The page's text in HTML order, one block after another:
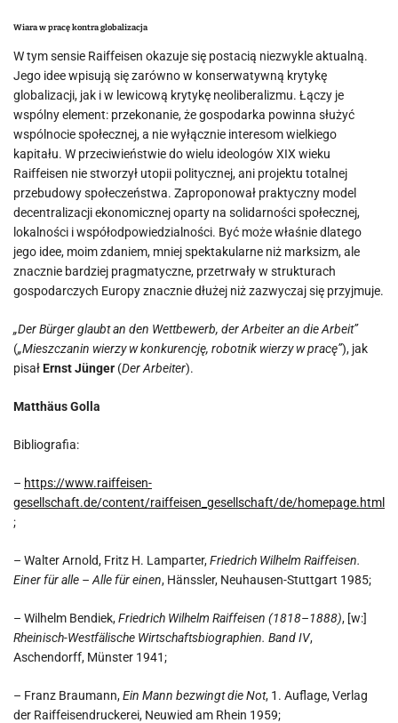
Wiara w pracę kontra globalizacja
W tym sensie Raiffeisen okazuje się postacią niezwykle aktualną.
Jego idee wpisują się zarówno w konserwatywną krytykę
globalizacji, jak i w lewicową krytykę neoliberalizmu. Łączy je
wspólny element: przekonanie, że gospodarka powinna służyć
wspólnocie społecznej, a nie wyłącznie interesom wielkiego
kapitału. W przeciwieństwie do wielu ideologów XIX wieku
Raiffeisen nie stworzył utopii politycznej, ani projektu totalnej
przebudowy społeczeństwa. Zaproponował praktyczny model
decentralizacji ekonomicznej oparty na solidarności społecznej,
lokalności i współodpowiedzialności. Być może właśnie dlatego
jego idee, moim zdaniem, mniej spektakularne niż marksizm, ale
znacznie bardziej pragmatyczne, przetrwały w strukturach
gospodarczych Europy znacznie dłużej niż zazwyczaj się przyjmuje.
„Der Bürger glaubt an den Wettbewerb, der Arbeiter an die Arbeit”
(„Mieszczanin wierzy w konkurencję, robotnik wierzy w pracę”), jak
pisałErnst Jünger (Der Arbeiter).
Matthäus Golla
Bibliografia:
– https://www.raiffeisen-
gesellschaft.de/content/raiffeisen_gesellschaft/de/homepage.html
;
– Walter Arnold, Fritz H. Lamparter,Friedrich Wilhelm Raiffeisen.
Einer für alle – Alle für einen, Hänssler, Neuhausen-Stuttgart 1985;
– Wilhelm Bendiek,Friedrich Wilhelm Raiffeisen (1818–1888), [w:]
Rheinisch-Westfälische Wirtschaftsbiographien. Band IV,
Aschendorff, Münster 1941;
– Franz Braumann,Ein Mann bezwingt die Not, 1. Auflage, Verlag
der Raiffeisendruckerei, Neuwied am Rhein 1959;